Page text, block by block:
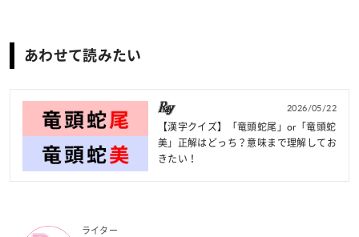
あわせて読みたい
2026/05/22
【漢字クイズ】「竜頭蛇尾」or「竜頭蛇
美」正解はどっち？意味まで理解してお
きたい！
ライター